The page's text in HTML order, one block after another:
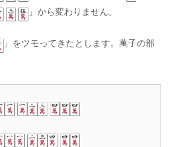
」から変わりません。
」をツモってきたとします。萬子の部